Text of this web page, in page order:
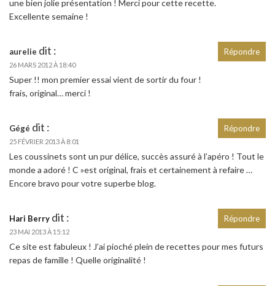
une bien jolie présentation ! Merci pour cette recette.
Excellente semaine !
aurelie dit :
26 MARS 2012 À 18:40
Super !! mon premier essai vient de sortir du four !
frais, original… merci !
Répondre
Gégé dit :
25 FÉVRIER 2013 À 8:01
Les coussinets sont un pur délice, succès assuré à l’apéro ! Tout le
monde a adoré ! C »est original, frais et certainement à refaire …
Encore bravo pour votre superbe blog.
Répondre
Hari Berry dit :
23 MAI 2013 À 15:12
Ce site est fabuleux ! J’ai pioché plein de recettes pour mes futurs
repas de famille ! Quelle originalité !
Répondre